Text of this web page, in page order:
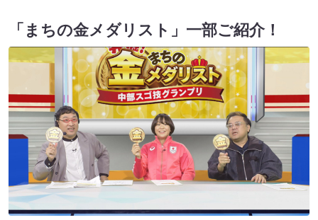
「まちの金メダリスト」一部ご紹介！